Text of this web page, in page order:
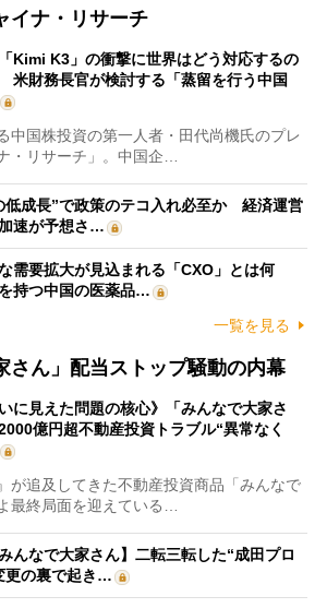
イナ・リサーチ
Kimi K3」の衝撃に世界はどう対応するの
財務長官が検討する「蒸留を行う中国
国株投資の第一人者・田代尚機氏のプレ
・リサーチ」。中国企…
低成長”で政策のテコ入れ必至か 経済運営
速が予想さ…
需要拡大が見込まれる「CXO」とは何
持つ中国の医薬品…
一覧を見る
さん」配当ストップ騒動の内幕
いに見えた問題の核心》「みんなで大家さ
億円超不動産投資トラブル“異常なく
が追及してきた不動産投資商品「みんなで
最終局面を迎えている…
んなで大家さん】二転三転した“成田プロ
更の裏で起き…